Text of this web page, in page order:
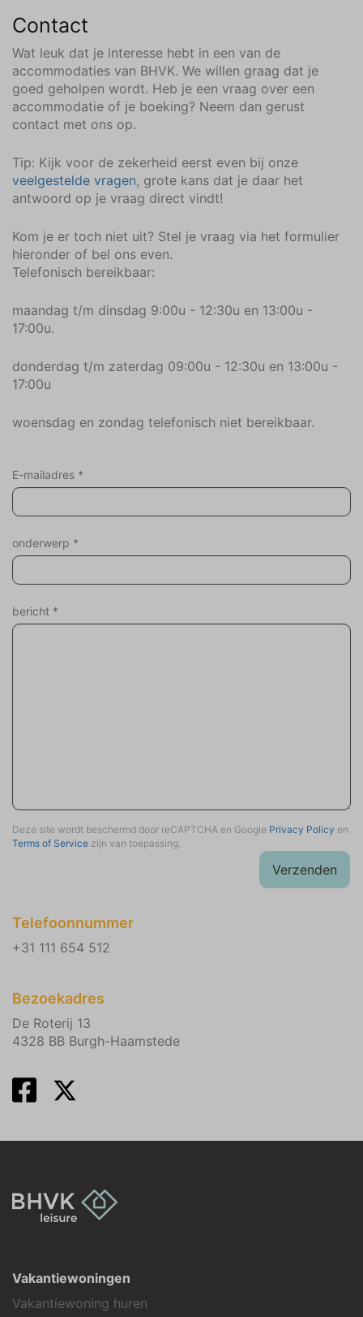
Contact
Wat leuk dat je interesse hebt in een van de
accommodaties van BHVK. We willen graag dat je
goed geholpen wordt. Heb je een vraag over een
accommodatie of je boeking? Neem dan gerust
contact met ons op.
Tip: Kijk voor de zekerheid eerst even bij onze
veelgestelde vragen, grote kans dat je daar het
antwoord op je vraag direct vindt!
Kom je er toch niet uit? Stel je vraag via het formulier
hieronder of bel ons even.
Telefonisch bereikbaar:
maandag t/m dinsdag 9:00u - 12:30u en 13:00u -
17:00u.
donderdag t/m zaterdag 09:00u - 12:30u en 13:00u -
17:00u
woensdag en zondag telefonisch niet bereikbaar.
E-mailadres *
onderwerp *
bericht *
Deze site wordt beschermd door reCAPTCHA en Google Privacy Policy en
Terms of Service zijn van toepassing.
Verzenden
Telefoonnummer
+31 111 654 512
Bezoekadres
De Roterij 13
4328 BB Burgh-Haamstede
Vakantiewoningen
Vakantiewoning huren